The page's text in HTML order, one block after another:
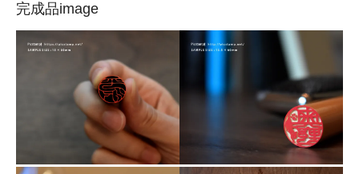
完成品image